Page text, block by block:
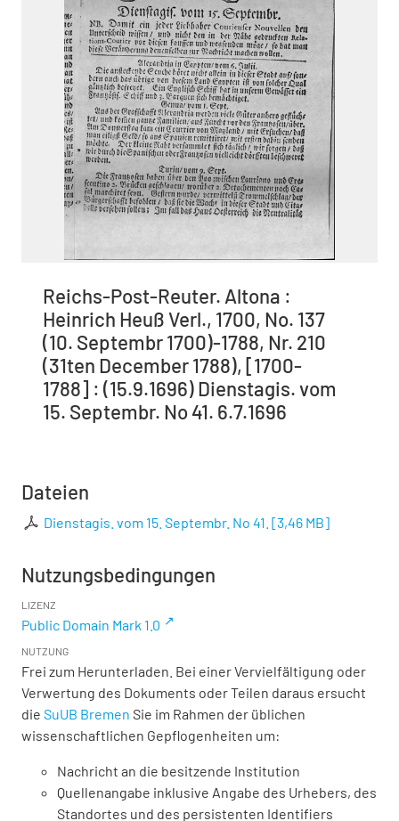
Reichs-Post-Reuter. Altona :
Heinrich Heuß Verl., 1700, No. 137
(10. Septembr 1700)-1788, Nr. 210
(31ten December 1788), [1700-
1788] : (15.9.1696) Dienstagis. vom
15. Septembr. No 41. 6.7.1696
Dateien
Dienstagis. vom 15. Septembr. No 41. [3,46 MB]
Nutzungsbedingungen
LIZENZ
Public Domain Mark 1.0
NUTZUNG
Frei zum Herunterladen. Bei einer Vervielfältigung oder
Verwertung des Dokuments oder Teilen daraus ersucht
die SuUB Bremen Sie im Rahmen der üblichen
wissenschaftlichen Gepflogenheiten um:
Nachricht an die besitzende Institution
Quellenangabe inklusive Angabe des Urhebers, des
Standortes und des persistenten Identifiers